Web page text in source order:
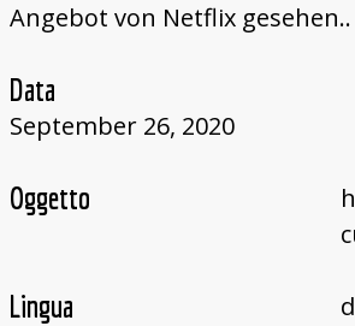
Angebot von Netflix gesehen..
Data
September 26, 2020
Oggetto
Lingua